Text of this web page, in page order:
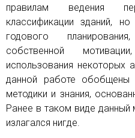
правилам ведения
классификации зданий,
годового
собственной
использования некоторых
данной работе
методики и знания,
Ранее в таком виде
излагался нигде.